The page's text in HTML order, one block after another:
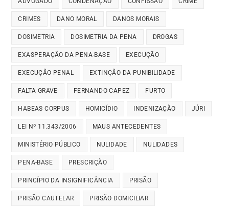
CRIMES DANO MORAL DANOS MORAIS
DOSIMETRIA DOSIMETRIA DA PENA DROGAS
EXASPERAÇÃO DA PENA-BASE EXECUÇÃO
EXECUÇÃO PENAL EXTINÇÃO DA PUNIBILIDADE
FALTA GRAVE FERNANDO CAPEZ FURTO
HABEAS CORPUS HOMICÍDIO INDENIZAÇÃO JÚRI
LEI Nº 11.343/2006 MAUS ANTECEDENTES
MINISTÉRIO PÚBLICO NULIDADE NULIDADES
PENA-BASE PRESCRIÇÃO
PRINCÍPIO DA INSIGNIFICÂNCIA PRISÃO
PRISÃO CAUTELAR PRISÃO DOMICILIAR